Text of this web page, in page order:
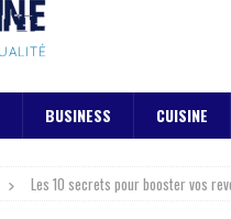
BUSINESS CUISINE
Les 10 secrets pour booster vos